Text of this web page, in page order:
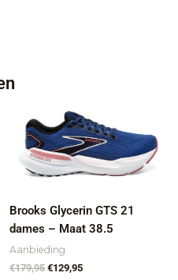
Brooks Glycerin GTS 21
dames – Maat 38.5
Aanbieding
€179,95
Oorspronkelijke
prijs
was:
€179,95.
€129,95
prijs
is:
€129,95.